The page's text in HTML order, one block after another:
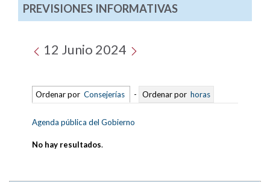
PREVISIONES INFORMATIVAS
12 Junio 2024
Ordenar por Consejerías - Ordenar por horas
Agenda pública del Gobierno
No hay resultados.